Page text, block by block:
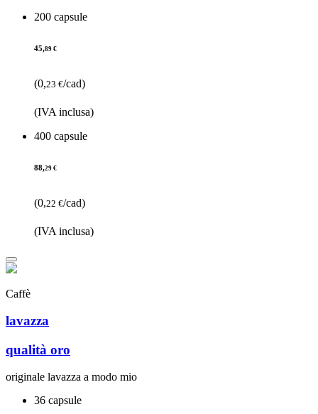
200 capsule
45,89 €
(0,23 €/cad)
(IVA inclusa)
400 capsule
88,29 €
(0,22 €/cad)
(IVA inclusa)
Caffè
lavazza
qualità oro
originale lavazza a modo mio
36 capsule